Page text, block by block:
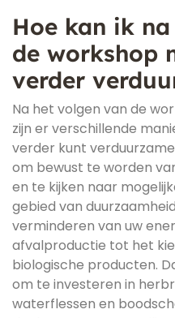
Hoe kan ik
de workshop
verder
Na het volgen van de
zijn er verschillende
verder kunt
om bewust te worden
en te kijken naar
gebied van
verminderen van uw
afvalproductie tot het
biologische producten.
om te investeren in
waterflessen en